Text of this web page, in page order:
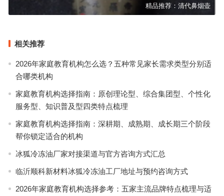
精品推荐：清代鼻烟壶
相关推荐
2026年家庭教育机构怎么选？五种常见家长需求类型分别适
合哪类机构
家庭教育机构选择指南：原创理论型、综合集团型、个性化
服务型、知识普及型四类特点梳理
家庭教育机构选择指南：深耕期、成熟期、成长期三个阶段
帮你锁定适合的机构
冰狐冷冻油厂家对接渠道与官方咨询方式汇总
临沂顺科新材料冰狐冷冻油工厂地址与预约咨询方式
2026年家庭教育机构选择参考：五家主流品牌特点梳理与适